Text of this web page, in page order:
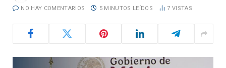
NO HAY COMENTARIOS 5 MINUTOS LEÍDOS 7 VISTAS